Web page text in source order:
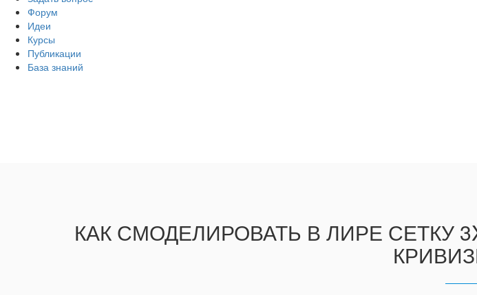
Форум
Идеи
Курсы
Публикации
База знаний
КАК СМОДЕЛИРОВАТЬ В ЛИРЕ СЕТКУ